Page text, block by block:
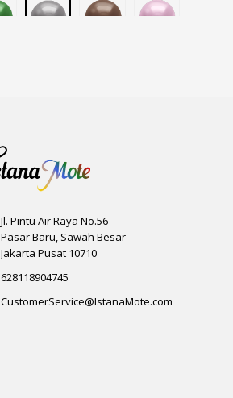
Jl. Pintu Air Raya No.56
Pasar Baru, Sawah Besar
Jakarta Pusat 10710
628118904745
CustomerService@IstanaMote.com